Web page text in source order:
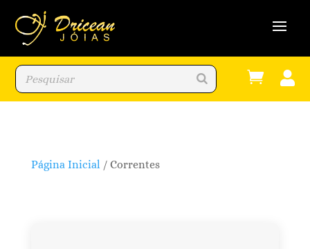
 
Página Inicial / Correntes